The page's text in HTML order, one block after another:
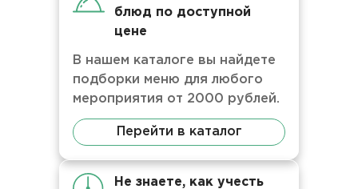
блюд по доступной
цене
В нашем каталоге вы найдете
подборки меню для любого
мероприятия от 2000 рублей.
Перейти в каталог
Не знаете, как учесть